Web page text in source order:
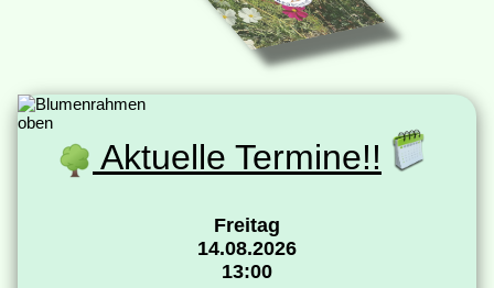
Aktuelle Termine!!
Freitag
14.08.2026
13:00